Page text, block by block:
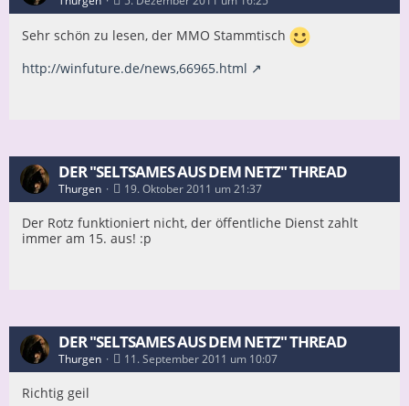
Sehr schön zu lesen, der MMO Stammtisch
http://winfuture.de/news,66965.html
DER "SELTSAMES AUS DEM NETZ" THREAD
Thurgen 19. Oktober 2011 um 21:37
Der Rotz funktioniert nicht, der öffentliche Dienst zahlt
immer am 15. aus! :p
DER "SELTSAMES AUS DEM NETZ" THREAD
Thurgen 11. September 2011 um 10:07
Richtig geil